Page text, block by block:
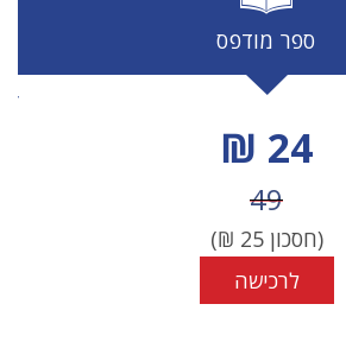
ספר מודפס
מחיר הנחה
24 ₪
מחיר לפני הנחה
49
(חסכון25
₪)
לרכישה